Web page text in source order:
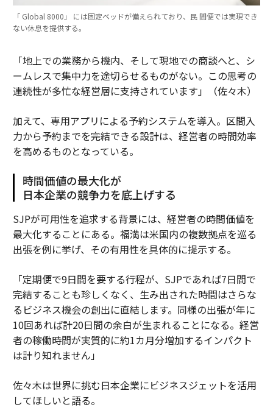
「 Global 8000」 には固定ベッドが備えられており、民 間便では実現でき
ない休息を提供する。
「地上での業務から機内、そして現地での商談へと、シ
ームレスで集中力を途切らせるものがない。この思考の
連続性が多忙な経営層に支持されています」（佐々木）
加えて、専用アプリによる予約システムを導入。区間入
力から予約までを完結できる設計は、経営者の時間効率
を高めるものとなっている。
時間価値の最大化が
日本企業の競争力を底上げする
SJPが可用性を追求する背景には、経営者の時間価値を
最大化することにある。福満は米国内の複数拠点を巡る
出張を例に挙げ、その有用性を具体的に提示する。
「定期便で9日間を要する行程が、SJPであれば7日間で
完結することも珍しくなく、生み出された時間はさらな
るビジネス機会の創出に直結します。同様の出張が年に
10回あれば計20日間の余白が生まれることになる。経営
者の稼働時間が実質的に約1カ月分増加するインパクト
は計り知れません」
佐々木は世界に挑む日本企業にビジネスジェットを活用
してほしいと語る。